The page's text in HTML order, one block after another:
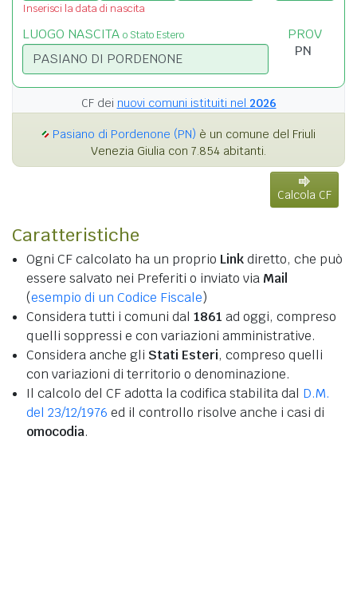
Inserisci la data di nascita
LUOGO NASCITA o Stato Estero PROV
CF dei nuovi comuni istituiti nel 2026
Pasiano di Pordenone (PN) è un comune del Friuli
Venezia Giulia con 7.854 abitanti.
Calcola CF
Caratteristiche
Ogni CF calcolato ha un proprio Linkdiretto, che può
essere salvato nei Preferiti o inviato via Mail
(esempio di un Codice Fiscale)
Considera tutti i comuni dal 1861 ad oggi, compreso
quelli soppressi e con variazioni amministrative.
Considera anche gli Stati Esteri, compreso quelli
con variazioni di territorio o denominazione.
Il calcolo del CF adotta la codifica stabilita dal D.M.
del 23/12/1976 ed il controllo risolve anche i casi di
omocodia.